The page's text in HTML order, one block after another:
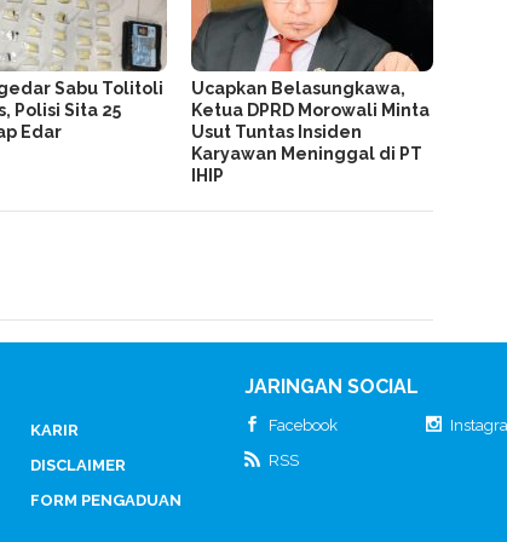
Sabu Tolitoli
Polisi Sita 25
Edar
Ucapkan Belasungkawa,
Ketua DPRD Morowali Minta
Usut Tuntas Insiden
Karyawan Meninggal di PT
IHIP
KARIR
DISCLAIMER
FORM PENGADUAN
JARINGAN SOCIAL
Facebook
RSS